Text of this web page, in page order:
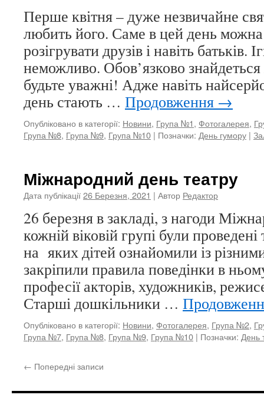
Перше квітня – дуже незвичайне
любить його. Саме в цей день
розігрувати друзів і навіть батьків.
неможливо. Обов’язково
будьте уважні! Адже навіть
день стають … Продовження →
Опубліковано в категорії: Новини, Група №1, Фотогалерея,
Група №8, Група №9, Група №10 | Позначки: День гумору |
Міжнародний день театру
Дата публікації26 Березня, 2021 | Автор Редактор
26 березня в закладі, з нагоди
кожній віковій групі були проведені
на яких дітей ознайомили із
закріпили правила поведінки в
професії акторів, художників,
Старші дошкільники …
Опубліковано в категорії: Новини, Фотогалерея, Група №2,
Група №7, Група №8, Група №9, Група №10 | Позначки: День
← Попередні записи